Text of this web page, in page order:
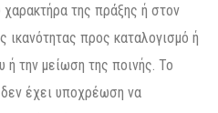
χαρακτήρα της πράξης ή στον
ικανότητας προς καταλογισμό ή
ή την μείωση της ποινής. Το
έχει υποχρέωση να